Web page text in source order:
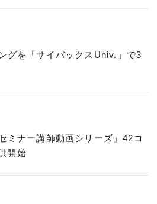
グを「サイバックスUniv.」で3
ミナー講師動画シリーズ」42コ
開始